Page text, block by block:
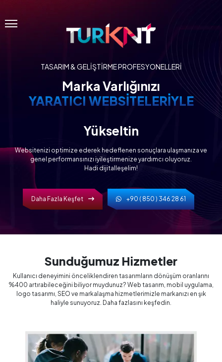
Menü
TASARIM & GELIŞTIRME PROFESYONELLERI
Marka Varlığınızı
YARATICI WEBSITELERIYLE
Yükseltin
Websitenizi optimize ederek hedeflenen sonuçlara ulaşmanıza ve
genel performansınızı iyileştirmenize yardımcı oluyoruz.
Hadi dijitalleşelim!
Daha Fazla Keşfet +90 ( 850 ) 346 28 61
Sunduğumuz Hizmetler
Kullanıcı deneyimini önceliklendiren tasarımların dönüşüm oranlarını
%400 artırabileceğini biliyor muydunuz? Web tasarım, mobil uygulama,
logo tasarımı, SEO ve markalaşma hizmetlerimizle markanızı en şık
haliyle sunuyoruz. Daha fazlasını keşfedin.